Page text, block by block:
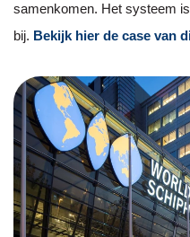
samenkomen. Het systeem
bij. Bekijk hier de case van